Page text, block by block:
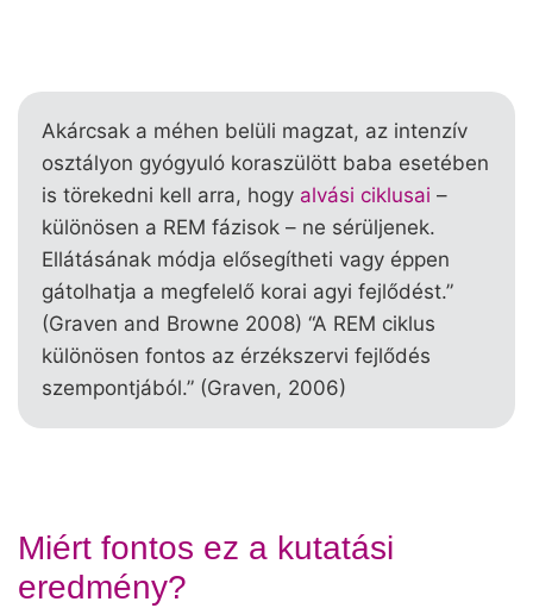
Akárcsak a méhen belüli magzat, az intenzív
osztályon gyógyuló koraszülött baba esetében
is törekedni kell arra, hogy alvási ciklusai –
különösen a REM fázisok – ne sérüljenek.
Ellátásának módja elősegítheti vagy éppen
gátolhatja a megfelelő korai agyi fejlődést.”
(Graven and Browne 2008) “A REM ciklus
különösen fontos az érzékszervi fejlődés
szempontjából.” (Graven, 2006)
Miért fontos ez a kutatási
eredmény?